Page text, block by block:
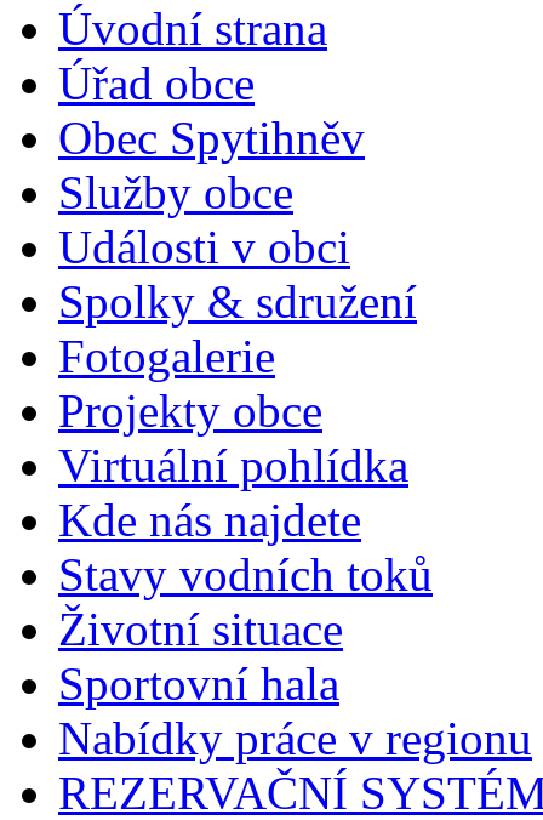
Úvodní strana
Úřad obce
Obec Spytihněv
Služby obce
Události v obci
Spolky & sdružení
Fotogalerie
Projekty obce
Virtuální pohlídka
Kde nás najdete
Stavy vodních toků
Životní situace
Sportovní hala
Nabídky práce v regionu
REZERVAČNÍ